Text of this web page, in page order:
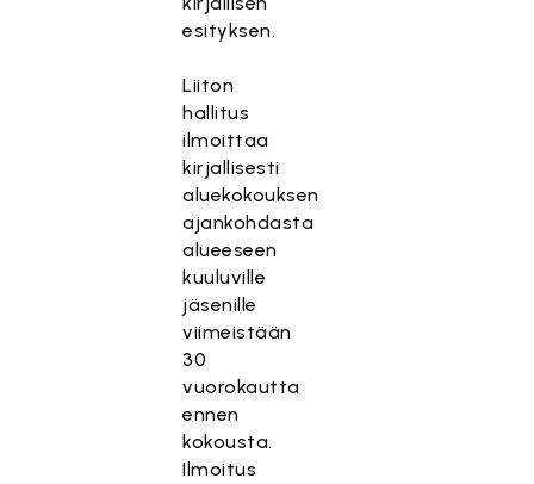
esityksen.
Liiton
hallitus
ilmoittaa
kirjallisesti
aluekokouksen
ajankohdasta
alueeseen
kuuluville
jäsenille
viimeistään
30
vuorokautta
ennen
kokousta.
Ilmoitus